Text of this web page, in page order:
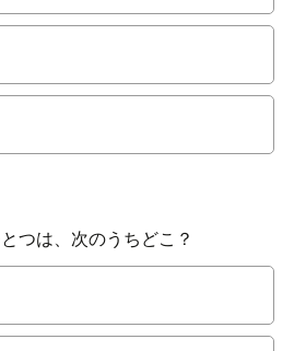
つは、次のうちどこ？